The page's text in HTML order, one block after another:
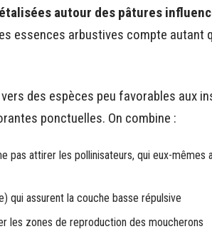
autour des pâtures
essences arbustives compte autant
des espèces peu favorables aux
ponctuelles. On combine :
pas attirer les pollinisateurs, qui eux-mêmes
qui assurent la couche basse répulsive
les zones de reproduction des moucherons